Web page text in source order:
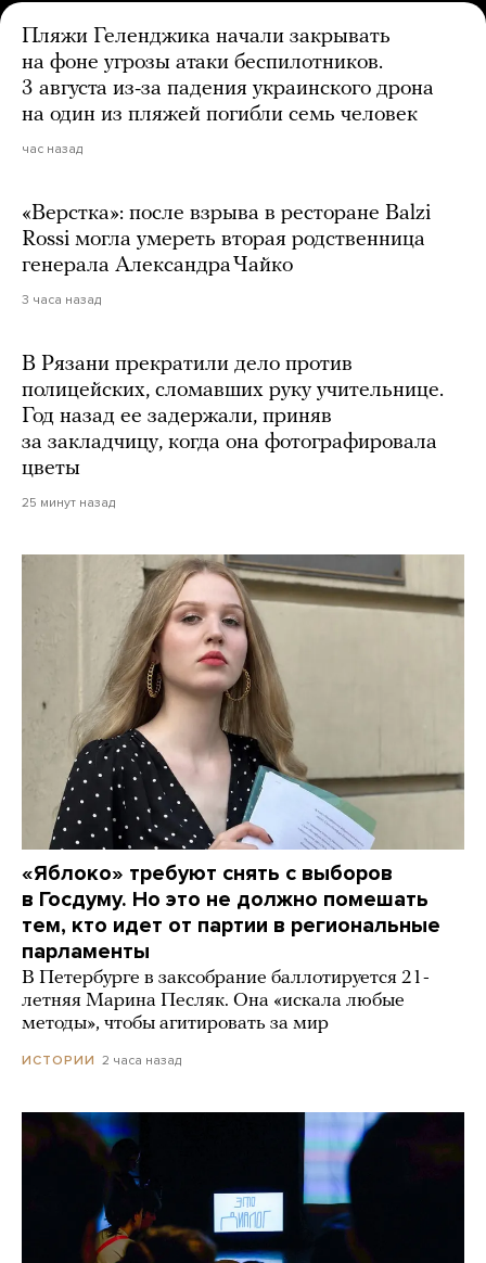
Пляжи Геленджика начали закрывать
на фоне угрозы атаки беспилотников.
3 августа из-за падения украинского дрона
на один из пляжей погибли семь человек
час назад
«Верстка»: после взрыва в ресторане Balzi
Rossi могла умереть вторая родственница
генерала Александра Чайко
3 часа назад
В Рязани прекратили дело против
полицейских, сломавших руку учительнице.
Год назад ее задержали, приняв
за закладчицу, когда она фотографировала
цветы
25 минут назад
«Яблоко» требуют снять с выборов
в Госдуму. Но это не должно помешать
тем, кто идет от партии в региональные
парламенты
В Петербурге в заксобрание баллотируется 21-
летняя Марина Песляк. Она «искала любые
методы», чтобы агитировать за мир
ИСТОРИИ 2 часа назад